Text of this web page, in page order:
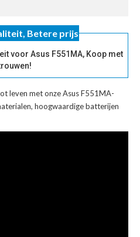
Betere prijs
voor Asus F551MA, Koop met
leven met onzeAsus F551MA-
hoogwaardige batterijen